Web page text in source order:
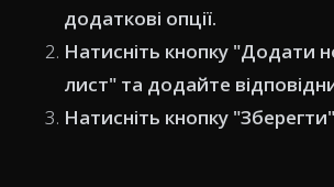
додаткові опції.
Натисніть кнопку "Додати
лист" та додайте
Натисніть кнопку